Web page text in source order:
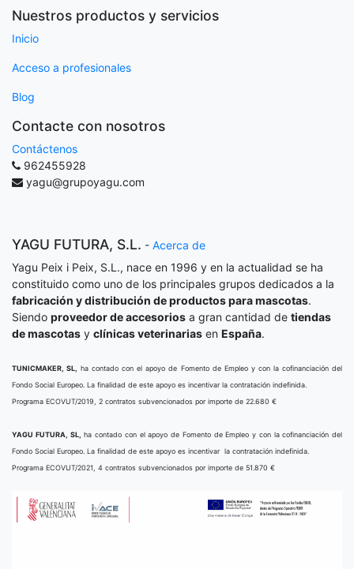
Nuestros productos y servicios
Inicio
Acceso a profesionales
Blog
Contacte con nosotros
Contáctenos
962455928
yagu@grupoyagu.com
YAGU FUTURA, S.L. - Acerca de
Yagu Peix i Peix, S.L., nace en 1996 y en la actualidad se ha
constituido como uno de los principales grupos dedicados a la
fabricación y distribución de productos para mascotas.
Siendo proveedor de accesorios a gran cantidad de tiendas
de mascotas y clínicas veterinarias en España.
TUNICMAKER, SL,
ha contado con el apoyo de Fomento de Empleo y con la cofinanciación del
Fondo Social Europeo. La finalidad de este apoyo es incentivar la contratación indefinida.
Programa ECOVUT/2019, 2 contratos subvencionados por importe de 22.680 €
YAGU FUTURA, SL,
ha contado con el apoyo de Fomento de Empleo y con la cofinanciación del
Fondo Social Europeo. La finalidad de este apoyo es incentivar la contratación indefinida.
Programa ECOVUT/2021, 4 contratos subvencionados por importe de 51.870 €